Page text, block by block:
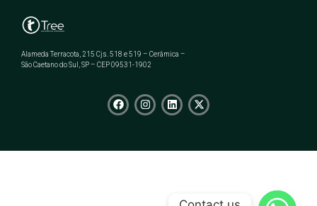
Alameda Terracota, 215 Cjs. 518 e 519 – Cerâmica –
São Caetano do Sul, SP – CEP 09531-1902